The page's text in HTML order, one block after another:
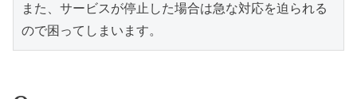
また、サービスが停止した場合は急な対応を迫られる
ので困ってしまいます。